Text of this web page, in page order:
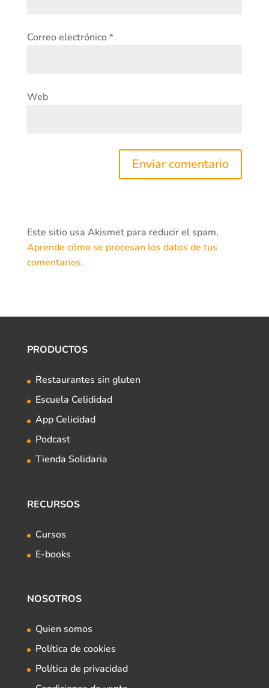
Correo electrónico*
Web
Este sitio usa Akismet para reducir el spam.
Aprende cómo se procesan los datos de tus
comentarios.
PRODUCTOS
Restaurantes sin gluten
Escuela Celididad
App Celicidad
Podcast
Tienda Solidaria
RECURSOS
Cursos
E-books
NOSOTROS
Quien somos
Política de cookies
Política de privacidad